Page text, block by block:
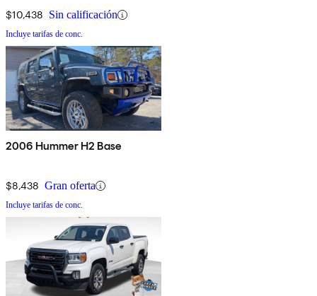
$10,438 Sin calificación
Incluye tarifas de conc.
2006 Hummer H2 Base
$8,438 Gran oferta
Incluye tarifas de conc.